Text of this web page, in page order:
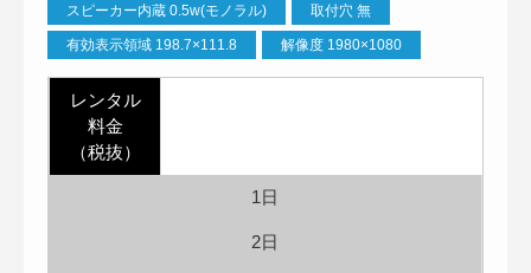
スピーカー内蔵 0.5w(モノラル) 取付穴 無
有効表示領域 198.7×111.8 解像度 1980×1080
レンタル
料金
（税抜）
1日
2日